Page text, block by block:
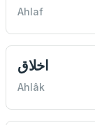
Ahlaf
اخلاق
Ahlâk